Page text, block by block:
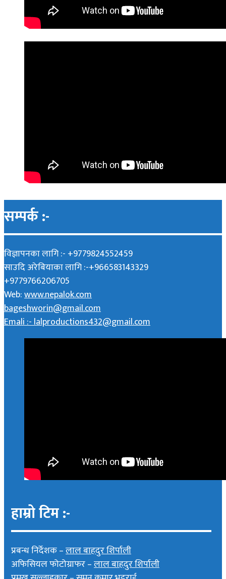
सम्पर्क :-
विज्ञापनका लागि :- +9779824552459
साउदि अरेबियाका लागि :-+966583143329
+9779766206705
Web:www.nepalok.com
bageshworin@gmail.com
Emali :- lalproductions432@gmail.com
हाम्रो टिम :-
प्रबन्ध निर्देशक –लाल बाहदुर शिर्पाली
अफिसियल फोटोग्राफर –लाल बाहदुर शिर्पाली